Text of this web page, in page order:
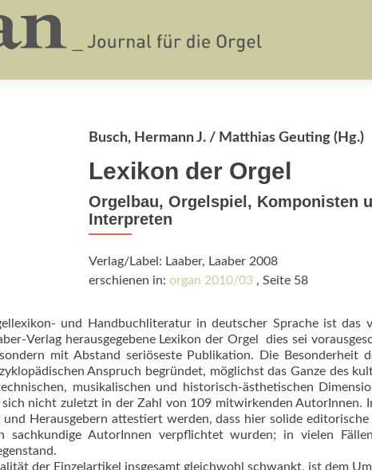
Busch, Hermann J. / Matthias Geuting (Hg.)
Lexikon der Orgel
Orgelbau, Orgelspiel, Komponis­ten
Interpreten
Verlag/Label: Laaber, Laaber 2008
erschienen in: organ 2010/03, Seite 58
und Handbuchliteratur in deutscher Sprache ist das
Verlag herausgegebene Lexikon der Orgel  dies sei
mit Abstand seriöseste Publikation. Die Besonderheit
Anspruch begründet, möglichst das Ganze des
musikalischen und historisch-ästhe­tischen
nicht zuletzt in der Zahl von 109 mitwirkenden AutorInnen.
und Herausgebern attestiert werden, dass hier solide
sachkundige AutorInnen verpflichtet wurden; in vielen
der Einzelartikel insgesamt gleichwohl schwankt, ist dem